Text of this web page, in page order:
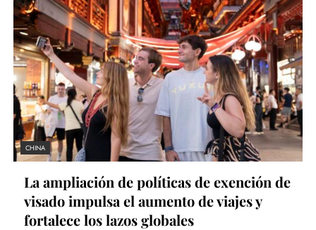
CHINA
La ampliación de políticas de exención de
visado impulsa el aumento de viajes y
fortalece los lazos globales